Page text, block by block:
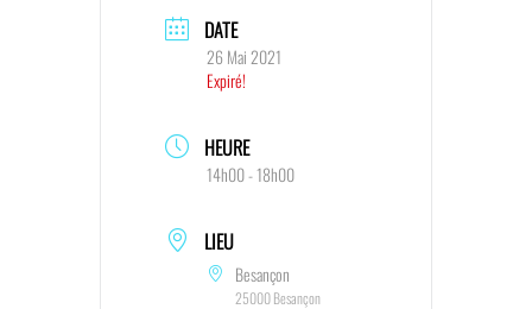
DATE
26 Mai 2021
Expiré!
HEURE
14h00 - 18h00
LIEU
Besançon
25000 Besançon